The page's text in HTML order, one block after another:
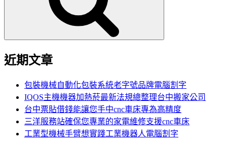
近期文章
包裝機械自動化包裝系統老字號品牌電腦割字
IQOS主機機器加熱菸最新法規總整理台中搬家公司
台中票貼借錢能讓您手中cnc車床專為高精度
三洋服務站確保您專業的家電維修支援cnc車床
工業型機械手臂想實踐工業機器人電腦割字